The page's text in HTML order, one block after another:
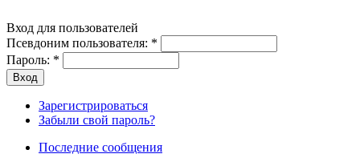
Вход для пользователей
Псевдоним пользователя: *
Пароль: *
Зарегистрироваться
Забыли свой пароль?
Последние сообщения